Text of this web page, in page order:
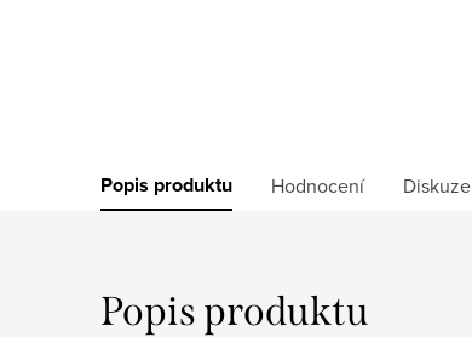
Popis produktu Hodnocení Diskuze
Popis produktu